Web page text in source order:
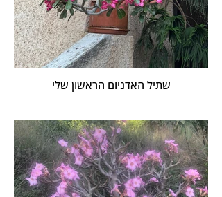
שתיל האדניום הראשון שלי